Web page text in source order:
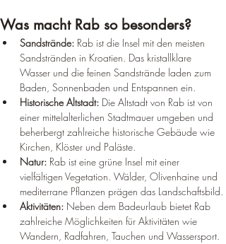
Was macht Rab so besonders?
Sandstrände: Rab ist die Insel mit den meisten
Sandstränden in Kroatien. Das kristallklare
Wasser und die feinen Sandstrände laden zum
Baden, Sonnenbaden und Entspannen ein.
Historische Altstadt: Die Altstadt von Rab ist von
einer mittelalterlichen Stadtmauer umgeben und
beherbergt zahlreiche historische Gebäude wie
Kirchen, Klöster und Paläste.
Natur: Rab ist eine grüne Insel mit einer
vielfältigen Vegetation. Wälder, Olivenhaine und
mediterrane Pflanzen prägen das Landschaftsbild.
Aktivitäten: Neben dem Badeurlaub bietet Rab
zahlreiche Möglichkeiten für Aktivitäten wie
Wandern, Radfahren, Tauchen und Wassersport.